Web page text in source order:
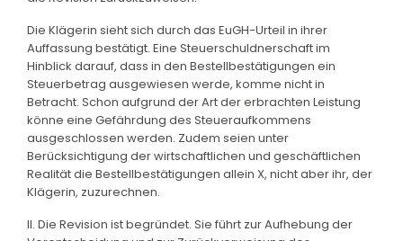
Die Klägerin sieht sich durch das EuGH-Urteil in ihrer
Auffassung bestätigt. Eine Steuerschuldnerschaft im
Hinblick darauf, dass in den Bestellbestätigungen ein
Steuerbetrag ausgewiesen werde, komme nicht in
Betracht. Schon aufgrund der Art der erbrachten Leistung
könne eine Gefährdung des Steueraufkommens
ausgeschlossen werden. Zudem seien unter
Berücksichtigung der wirtschaftlichen und geschäftlichen
Realität die Bestellbestätigungen allein X, nicht aber ihr, der
Klägerin, zuzurechnen.
II. Die Revision ist begründet. Sie führt zur Aufhebung der